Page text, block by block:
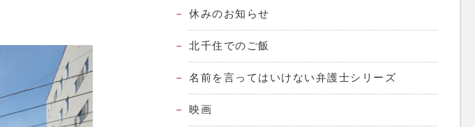
休みのお知らせ
北千住でのご飯
名前を言ってはいけない弁護士シリーズ
映画